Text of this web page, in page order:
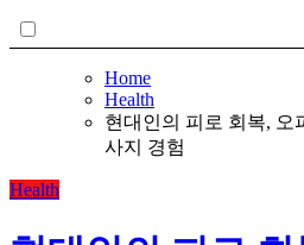
Home
Health
현대인의 피로 회복, 오
사지 경험
Health